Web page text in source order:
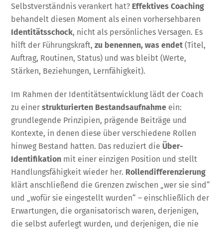
Selbstverständnis verankert hat? Effektives Coaching
behandelt diesen Moment als einen vorhersehbaren
Identitätsschock, nicht als persönliches Versagen. Es
hilft der Führungskraft,zu benennen, was endet (Titel,
Auftrag, Routinen, Status) und was bleibt (Werte,
Stärken, Beziehungen, Lernfähigkeit).
Im Rahmen der Identitätsentwicklung lädt der Coach
zu einerstrukturierten Bestandsaufnahme ein:
grundlegende Prinzipien, prägende Beiträge und
Kontexte, in denen diese über verschiedene Rollen
hinweg Bestand hatten. Das reduziert die Über-
Identifikation mit einer einzigen Position und stellt
Handlungsfähigkeit wieder her. Rollendifferenzierung
klärt anschließend die Grenzen zwischen „wer sie sind“
und „wofür sie eingestellt wurden“ – einschließlich der
Erwartungen, die organisatorisch waren, derjenigen,
die selbst auferlegt wurden, und derjenigen, die nie